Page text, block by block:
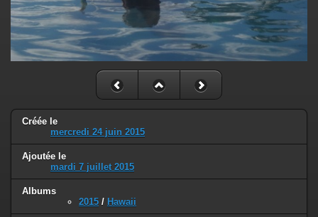
Créée le
mercredi 24 juin 2015
Ajoutée le
mardi 7 juillet 2015
Albums
2015 / Hawaii